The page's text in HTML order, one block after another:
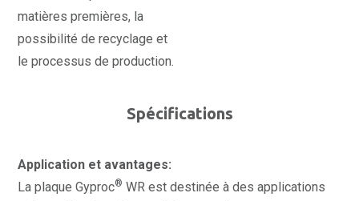
matières premières, la
possibilité de recyclage et
le processus de production.
Spécifications
Application et avantages:
La plaque Gyproc® WR est destinée à des applications